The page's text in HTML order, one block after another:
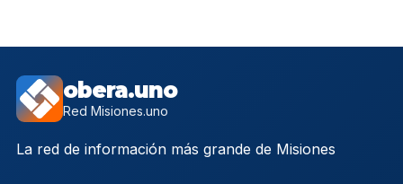
obera.uno
Red Misiones.uno
La red de información más grande de Misiones